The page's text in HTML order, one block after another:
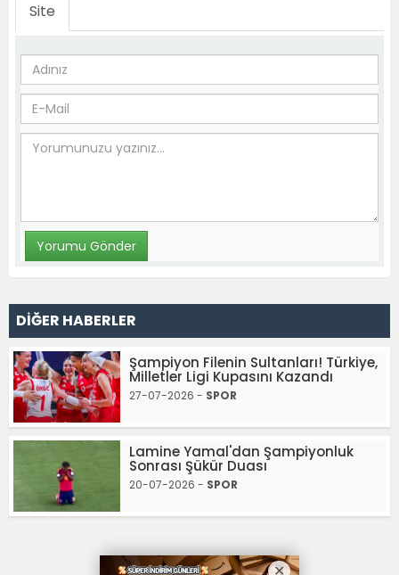
Site
DİĞER HABERLER
Şampiyon Filenin Sultanları! Türkiye,
Milletler Ligi Kupasını Kazandı
27-07-2026 - SPOR
Lamine Yamal'dan Şampiyonluk
Sonrası Şükür Duası
20-07-2026 - SPOR